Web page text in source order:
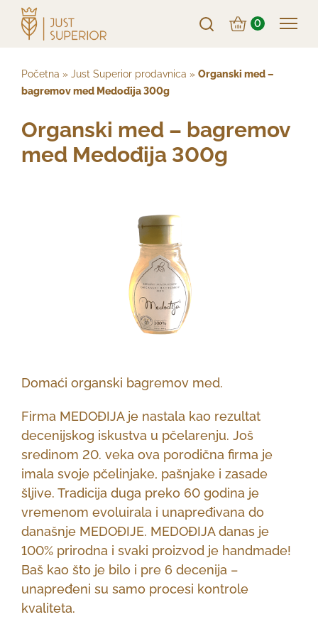
0
Početna » Just Superior prodavnica » Organski med –
bagremov med Medođija 300g
Organski med – bagremov
med Medođija 300g
Domaći organski bagremov med.
Firma MEDOĐIJA je nastala kao rezultat
decenijskog iskustva u pčelarenju. Još
sredinom 20. veka ova porodična firma je
imala svoje pčelinjake, pašnjake i zasade
šljive. Tradicija duga preko 60 godina je
vremenom evoluirala i unapređivana do
današnje MEDOĐIJE. MEDOĐIJA danas je
100% prirodna i svaki proizvod je handmade!
Baš kao što je bilo i pre 6 decenija –
unapređeni su samo procesi kontrole
kvaliteta.